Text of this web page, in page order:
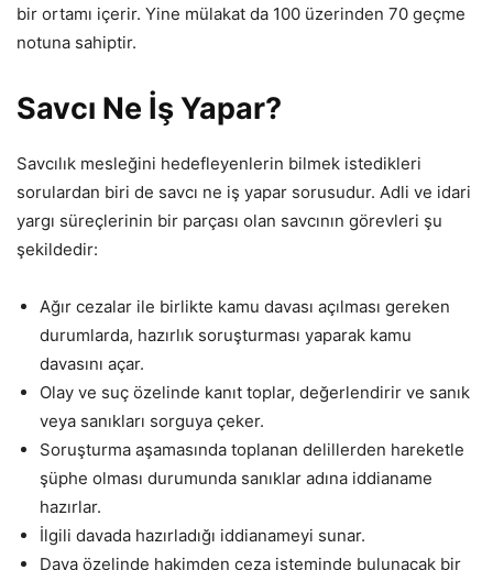
bir ortamı içerir. Yine mülakat da 100 üzerinden 70 geçme
notuna sahiptir.
Savcı Ne İş Yapar?
Savcılık mesleğini hedefleyenlerin bilmek istedikleri
sorulardan biri de savcı ne iş yapar sorusudur. Adli ve idari
yargı süreçlerinin bir parçası olan savcının görevleri şu
şekildedir:
Ağır cezalar ile birlikte kamu davası açılması gereken
durumlarda, hazırlık soruşturması yaparak kamu
davasını açar.
Olay ve suç özelinde kanıt toplar, değerlendirir ve sanık
veya sanıkları sorguya çeker.
Soruşturma aşamasında toplanan delillerden hareketle
şüphe olması durumunda sanıklar adına iddianame
hazırlar.
İlgili davada hazırladığı iddianameyi sunar.
Dava özelinde hakimden ceza isteminde bulunacak bir